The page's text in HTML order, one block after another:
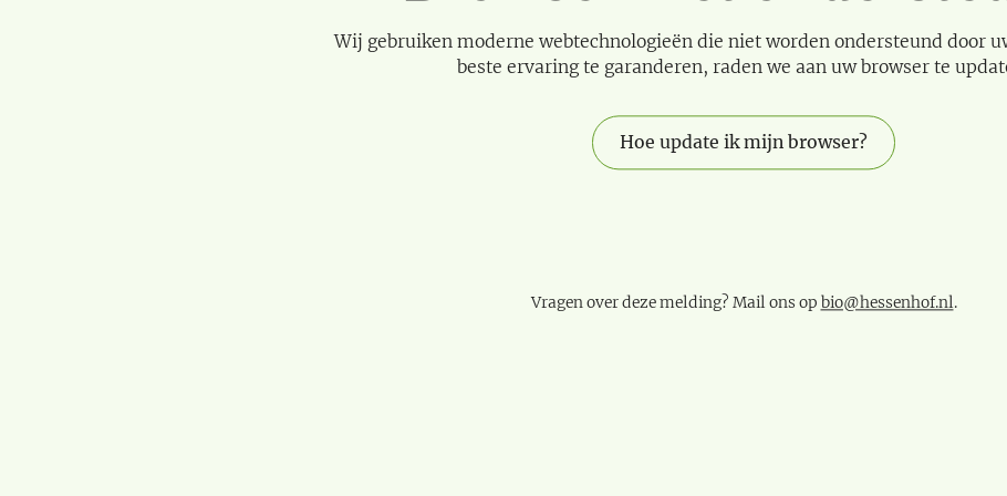
Wij gebruiken moderne webtechnologieën die niet worden ondersteund door
beste ervaring te garanderen, raden we aan uw browser te
Hoe update ik mijn browser?
Vragen over deze melding? Mail ons op bio@hessenhof.nl.